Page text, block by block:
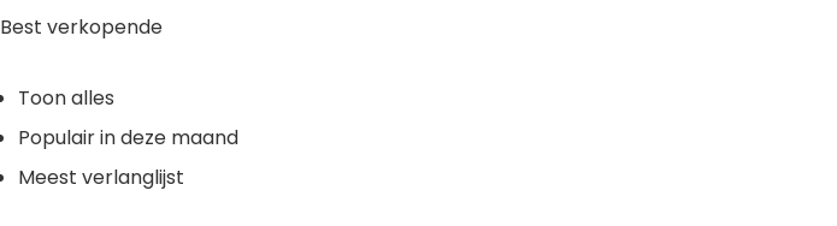
Best verkopende
Toon alles
Populair in deze maand
Meest verlanglijst